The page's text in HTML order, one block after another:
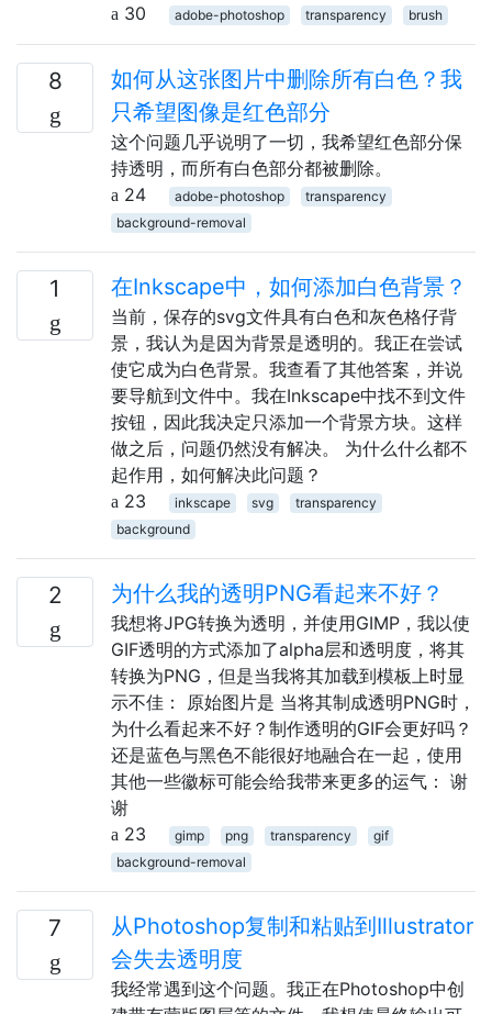
30
adobe-photoshop transparency brush
8
如何从这张图片中删除所有白色？我
只希望图像是红色部分
这个问题几乎说明了一切，我希望红色部分保
持透明，而所有白色部分都被删除。
24
adobe-photoshop
transparency
background-removal
1 在Inkscape中，如何添加白色背景？
当前，保存的svg文件具有白色和灰色格仔背
景，我认为是因为背景是透明的。我正在尝试
使它成为白色背景。我查看了其他答案，并说
要导航到文件中。我在Inkscape中找不到文件
按钮，因此我决定只添加一个背景方块。这样
做之后，问题仍然没有解决。 为什么什么都不
起作用，如何解决此问题？
23
inkscape svg
transparency
background
2 为什么我的透明PNG看起来不好？
我想将JPG转换为透明，并使用GIMP，我以使
GIF透明的方式添加了alpha层和透明度，将其
转换为PNG，但是当我将其加载到模板上时显
示不佳： 原始图片是 当将其制成透明PNG时，
为什么看起来不好？制作透明的GIF会更好吗？
还是蓝色与黑色不能很好地融合在一起，使用
其他一些徽标可能会给我带来更多的运气： 谢
谢
23
gimp png transparency
gif
background-removal
7
从Photoshop复制和粘贴到Illustrator
会失去透明度
我经常遇到这个问题。我正在Photoshop中创